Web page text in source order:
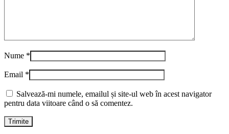
Nume *
Email *
Salvează-mi numele, emailul și site-ul web în acest navigator
pentru data viitoare când o să comentez.